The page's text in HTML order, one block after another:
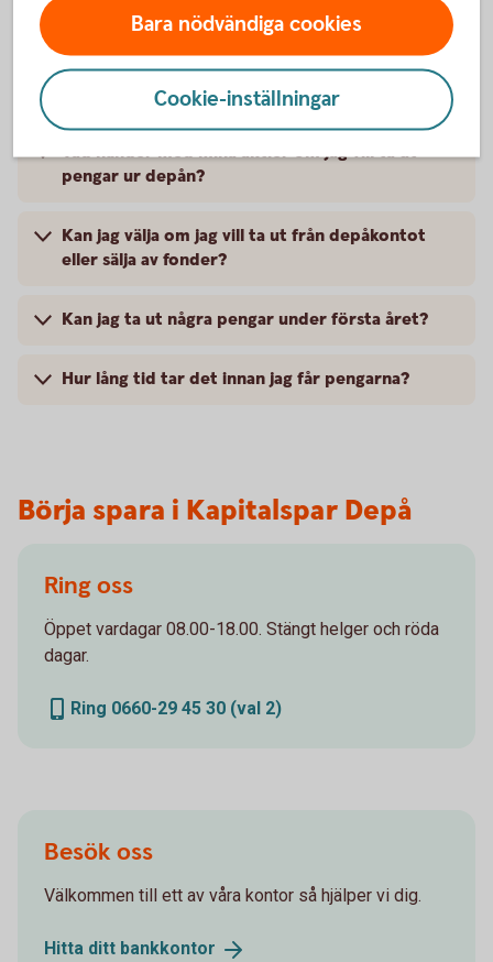
Hur tar jag ut pengar ur försäkringen?
Kan jag ta ut valfritt belopp?
Vad händer med mina aktier om jag vill ta ut
pengar ur depån?
Kan jag välja om jag vill ta ut från depåkontot
eller sälja av fonder?
Kan jag ta ut några pengar under första året?
Hur lång tid tar det innan jag får pengarna?
Börja spara i Kapitalspar Depå
Ring oss
Öppet vardagar 08.00-18.00. Stängt helger och röda
dagar.
Ring 0660-29 45 30 (val 2)
Besök oss
Välkommen till ett av våra kontor så hjälper vi dig.
Hitta ditt bankkontor
Bara nödvändiga cookies
Cookie-inställningar